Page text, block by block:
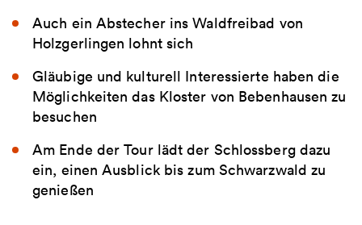
Auch ein Abstecher ins Waldfreibad von
Holzgerlingen lohnt sich
Gläubige und kulturell Interessierte haben die
Möglichkeiten das Kloster von Bebenhausen zu
besuchen
Am Ende der Tour lädt der Schlossberg dazu
ein, einen Ausblick bis zum Schwarzwald zu
genießen